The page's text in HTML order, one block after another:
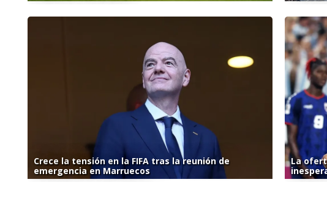
Crece la tensión en la FIFA tras la reunión de
emergencia en Marruecos
La